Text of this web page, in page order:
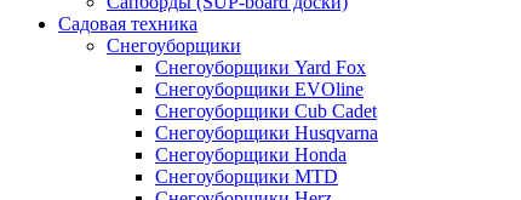
Садовая техника
Снегоуборщики
Снегоуборщики Yard Fox
Снегоуборщики EVOline
Снегоуборщики Cub Cadet
Снегоуборщики Husqvarna
Снегоуборщики Honda
Снегоуборщики MTD